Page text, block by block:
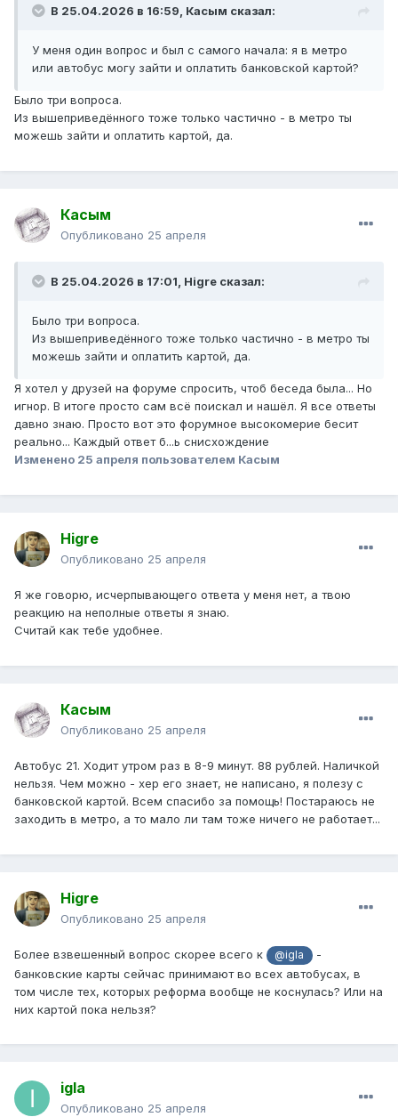
В 25.04.2026 в 16:59, Касым сказал:
У меня один вопрос и был с самого начала: я в метро
или автобус могу зайти и оплатить банковской картой?
Было три вопроса.
Из вышеприведённого тоже только частично - в метро ты
можешь зайти и оплатить картой, да.
Касым
Опубликовано 25 апреля
В 25.04.2026 в 17:01, Higre сказал:
Было три вопроса.
Из вышеприведённого тоже только частично - в метро ты
можешь зайти и оплатить картой, да.
Я хотел у друзей на форуме спросить, чтоб беседа была... Но
игнор. В итоге просто сам всё поискал и нашёл. Я все ответы
давно знаю. Просто вот это форумное высокомерие бесит
реально... Каждый ответ б...ь снисхождение
Изменено 25 апреля пользователем Касым
Higre
Опубликовано 25 апреля
Я же говорю, исчерпывающего ответа у меня нет, а твою
реакцию на неполные ответы я знаю.
Считай как тебе удобнее.
Касым
Опубликовано 25 апреля
Автобус 21. Ходит утром раз в 8-9 минут. 88 рублей. Наличкой
нельзя. Чем можно - хер его знает, не написано, я полезу с
банковской картой. Всем спасибо за помощь! Постараюсь не
заходить в метро, а то мало ли там тоже ничего не работает...
Higre
Опубликовано 25 апреля
Более взвешенный вопрос скорее всего к @igla
-
банковские карты сейчас принимают во всех автобусах, в
том числе тех, которых реформа вообще не коснулась? Или на
них картой пока нельзя?
igla
Опубликовано 25 апреля